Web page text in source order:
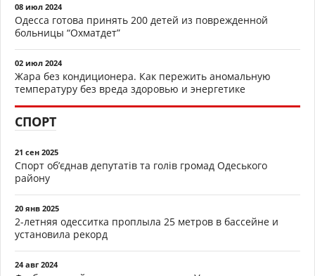
08 июл 2024
Одесса готова принять 200 детей из поврежденной
больницы “Охматдет”
02 июл 2024
Жара без кондиционера. Как пережить аномальную
температуру без вреда здоровью и энергетике
СПОРТ
21 сен 2025
Спорт об’єднав депутатів та голів громад Одеського
району
20 янв 2025
2-летняя одесситка проплыла 25 метров в бассейне и
установила рекорд
24 авг 2024